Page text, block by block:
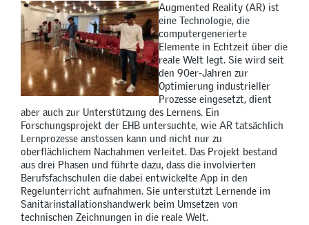
Augmented Reality (AR) ist
eine Technologie, die
computergenerierte
Elemente in Echtzeit über die
reale Welt legt. Sie wird seit
den 90er-Jahren zur
Optimierung industrieller
Prozesse eingesetzt, dient
aber auch zur Unterstützung des Lernens. Ein
Forschungsprojekt der EHB untersuchte, wie AR tatsächlich
Lernprozesse anstossen kann und nicht nur zu
oberflächlichem Nachahmen verleitet. Das Projekt bestand
aus drei Phasen und führte dazu, dass die involvierten
Berufsfachschulen die dabei entwickelte App in den
Regelunterricht aufnahmen. Sie unterstützt Lernende im
Sanitärinstallationshandwerk beim Umsetzen von
technischen Zeichnungen in die reale Welt.